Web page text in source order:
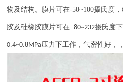
物及结构。膜片可在-50~100摄氏度，
胶及硅橡胶膜片可在-80~232摄氏度
0.4~0.8MPa压力下工作，气密性好，